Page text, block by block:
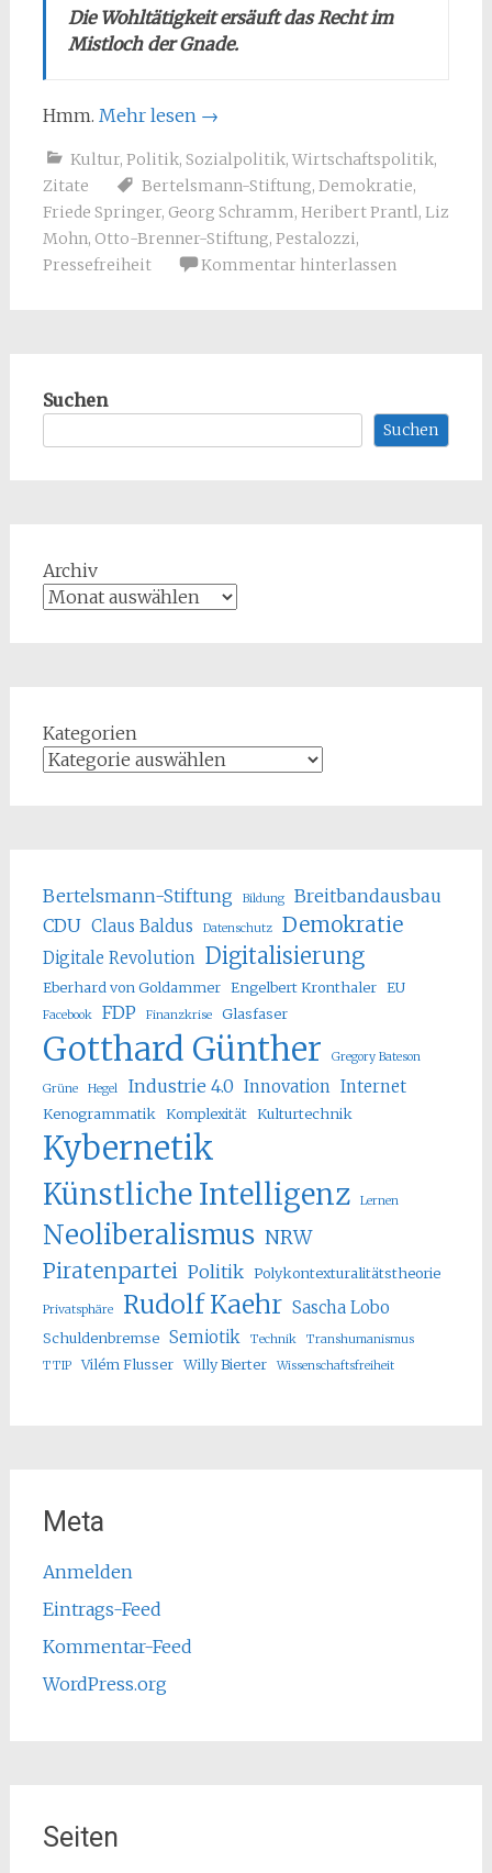
Die Wohltätigkeit ersäuft das Recht im
Mistloch der Gnade.
Hmm. Mehr lesen →
Kultur, Politik, Sozialpolitik, Wirtschaftspolitik,
Zitate
Bertelsmann-Stiftung, Demokratie,
Friede Springer, Georg Schramm, Heribert Prantl, Liz
Mohn, Otto-Brenner-Stiftung, Pestalozzi,
Pressefreiheit
Kommentar hinterlassen
Suchen
Suchen
Archiv
Kategorien
Bertelsmann-Stiftung Bildung
Breitbandausbau
CDU Claus Baldus Datenschutz Demokratie
Digitale Revolution Digitalisierung
Eberhard von Goldammer Engelbert Kronthaler EU
Facebook FDP Finanzkrise Glasfaser
Gotthard Günther Gregory Bateson
Grüne Hegel Industrie 4.0 Innovation Internet
Kenogrammatik Komplexität Kulturtechnik
Kybernetik
Künstliche Intelligenz Lernen
Neoliberalismus NRW
Piratenpartei Politik Polykontexturalitätstheorie
Privatsphäre Rudolf Kaehr Sascha Lobo
Schuldenbremse Semiotik Technik
Transhumanismus
TTIP
Vilém Flusser Willy Bierter Wissenschaftsfreiheit
Meta
Anmelden
Eintrags-Feed
Kommentar-Feed
WordPress.org
Seiten